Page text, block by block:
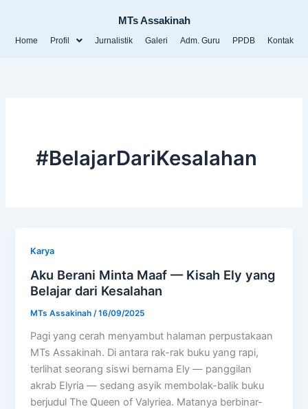
konten
MTs Assakinah
Home Profil Jurnalistik Galeri Adm. Guru PPDB Kontak
#BelajarDariKesalahan
Karya
Aku Berani Minta Maaf — Kisah Ely yang
Belajar dari Kesalahan
MTs Assakinah/16/09/2025
Pagi yang cerah menyambut halaman perpustakaan
MTs Assakinah. Di antara rak-rak buku yang rapi,
terlihat seorang siswi bernama Ely — panggilan
akrab Elyria — sedang asyik membolak-balik buku
berjudul The Queen of Valyriea. Matanya berbinar-